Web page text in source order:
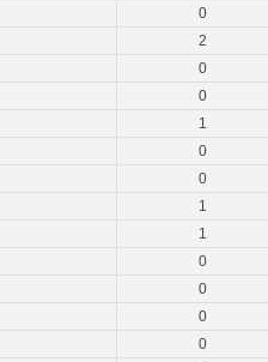
0
2
0
0
1
0
0
1
1
0
0
0
0